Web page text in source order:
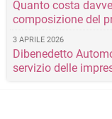
Quanto costa
composizione del
3 APRILE 2026
Dibenedetto
servizio delle